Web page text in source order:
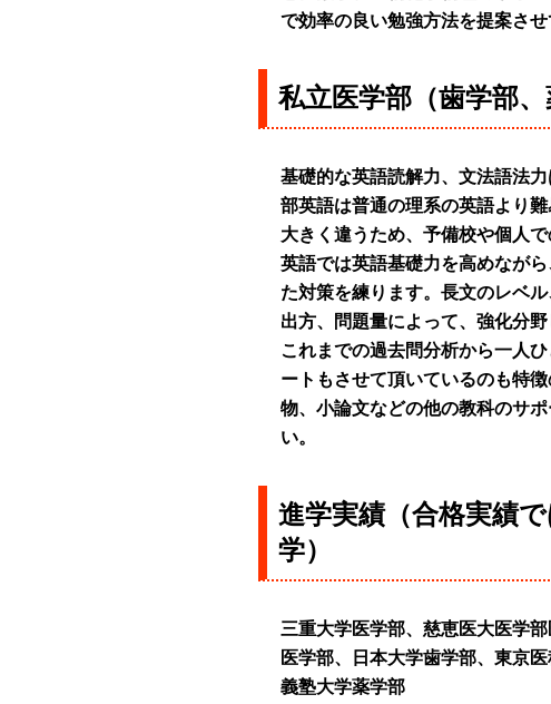
で効率の良い勉強方法を提案させ
私立医学部（歯学部
基礎的な英語読解力、文法語法
部英語は普通の理系の英語より
大きく違うため、予備校や個人
英語では英語基礎力を高めなが
た対策を練ります。長文のレベ
出方、問題量によって、強化分
これまでの過去問分析から一人
ートもさせて頂いているのも特
物、小論文などの他の教科のサ
い。
進学実績（合格実績
学）
三重大学医学部、慈恵医大医学
医学部、日本大学歯学部、東京
義塾大学薬学部